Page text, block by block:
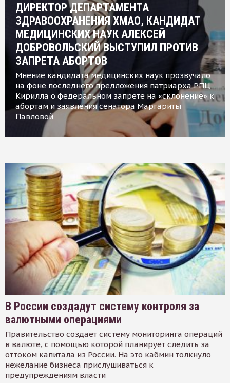
ДИРЕКТОР ДЕПАРТАМЕНТА
ЗДРАВООХРАНЕНИЯ ХМАО, КАНДИДАТ
МЕДИЦИНСКИХ НАУК АЛЕКСЕЙ
ДОБРОВОЛЬСКИЙ ВЫСТУПИЛ ПРОТИВ
ЗАПРЕТА АБОРТОВ
Мнение кандидата медицинских наук прозвучало
на фоне последнего предложения патриарха РПЦ
Кирилла о федеральном запрете на «склонение» к
абортам и заявления сенатора Маргариты
Павловой
В России создадут систему контроля за
валютными операциями
Правительство создает систему мониторинга операций
в валюте, с помощью которой планирует следить за
оттоком капитала из России. На это кабмин толкнуло
нежелание бизнеса прислушиваться к
предупреждениям власти